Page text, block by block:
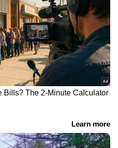
ആരതി രാജിനെ
വിവേകിന്‍റെ വീട്ടിലെത്തിച്ചു,
യുവതികൾ രാത്രി തങ്ങിയ
സ്ഥലത്തും തെളിവെടുപ്പ്;
പൊലീസുകാരന്‍റെ ബുള്ളറ്റ്
ബൈക്ക് കത്തിച്ച കേസിൽ
അന്വേഷണം